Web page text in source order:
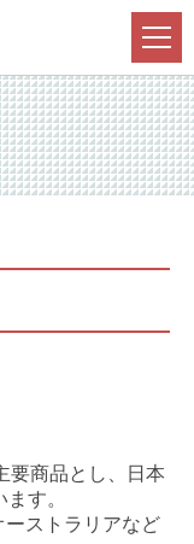
要商品とし、日本
す。
ストラリアなど